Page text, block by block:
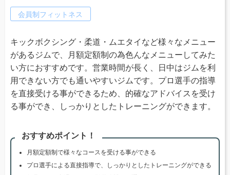
会員制フィットネス
キックボクシング・柔道・ムエタイなど様々なメニュー
があるジムで、月額定額制の為色んなメニューしてみた
い方におすすめです。営業時間が長く、日中はジムを利
用できない方でも通いやすいジムです。プロ選手の指導
を直接受ける事ができるため、的確なアドバイスを受け
る事ができ、しっかりとしたトレーニングができます。
おすすめポイント！
月額定額制で様々なコースを受ける事ができる
プロ選手による直接指導で、しっかりとしたトレーニングができる